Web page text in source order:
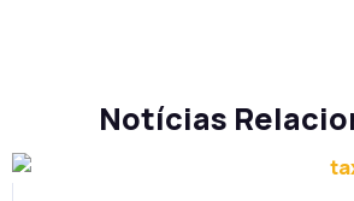
Notícias